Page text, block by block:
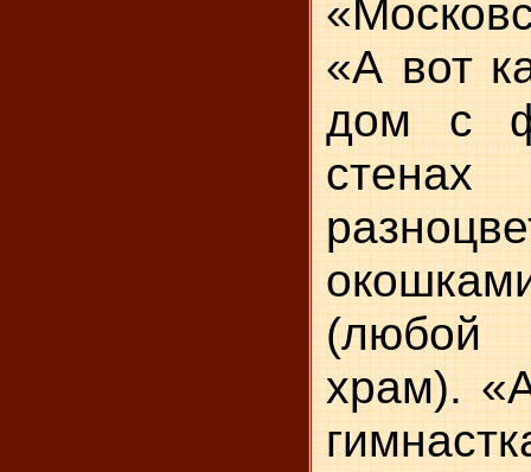
«А вот
дом с
(любой
храм).